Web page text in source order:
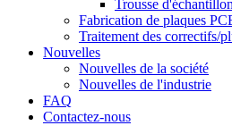
Trousse
Fabrication de plaques
Traitement des correctifs/
Nouvelles
Nouvelles de la société
Nouvelles de l'industrie
FAQ
Contactez-nous